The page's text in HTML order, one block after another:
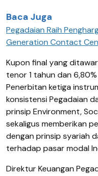
Baca Juga
Pegadaian Raih
Generation Contact
Kupon final yang
tenor 1 tahun dan
Penerbitan ketiga
konsistensi Pegadaian
prinsip Environment,
sekaligus memberikan
dengan prinsip syariah
terhadap pasar modal
Direktur Keuangan